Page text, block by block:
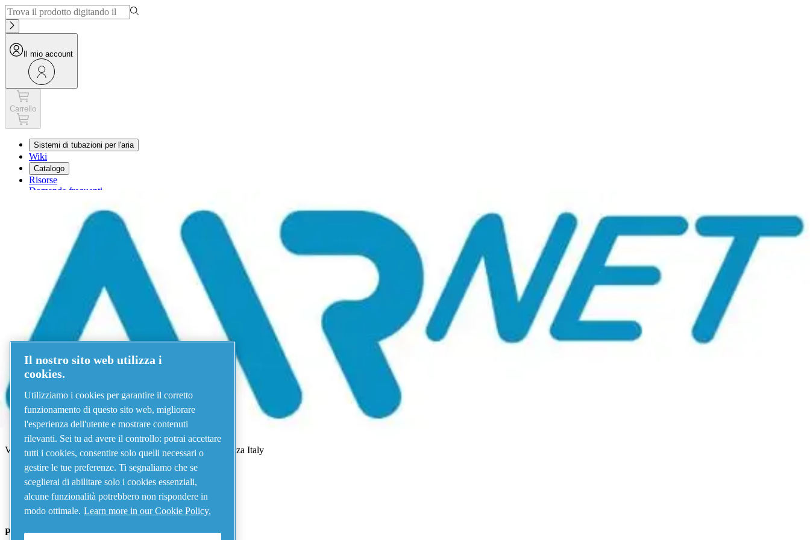
Il mio account
Carrello
Sistemi di tubazioni per l'aria
Wiki
Catalogo
Risorse
Domande frequenti
Il mio account
Menu
Errore 500
Qualcosa è andato storto!
Vedi tutti i prodotti
Address
AIRnet - C.Aria.C
Via Selva Maiolo, 5/7 - 36075, Montecchio Maggiore, Vicenza Italy
Contact us
Piping Systems - click to see details
Il nostro sito web utilizza i
cookies.
Utilizziamo i cookies per garantire il corretto
funzionamento di questo sito web, migliorare
l'esperienza dell'utente e mostrare contenuti
rilevanti. Sei tu ad avere il controllo: potrai accettare
tutti i cookies, consentire solo quelli necessari o
gestire le tue preferenze. Ti segnaliamo che se
sceglierai di abilitare solo i cookies essenziali,
alcune funzionalità potrebbero non rispondere in
modo ottimale. Learn more in our Cookie Policy.